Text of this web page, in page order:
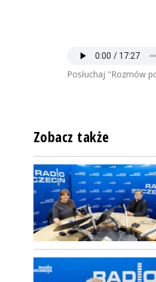
Posłuchaj "Rozmów
Zobacz także